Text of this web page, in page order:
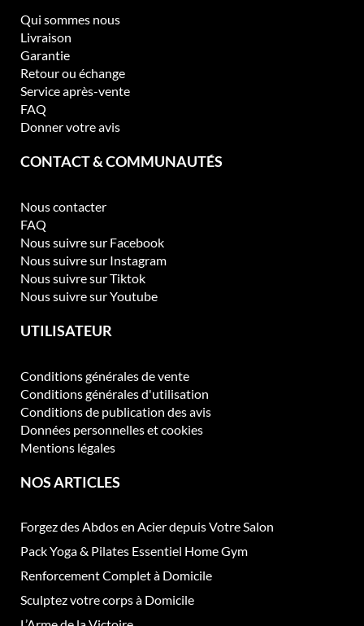
Qui sommes nous
Livraison
Garantie
Retour ou échange
Service après-vente
FAQ
Donner votre avis
CONTACT & COMMUNAUTÉS
Nous contacter
FAQ
Nous suivre sur Facebook
Nous suivre sur Instagram
Nous suivre sur Tiktok
Nous suivre sur Youtube
UTILISATEUR
Conditions générales de vente
Conditions générales d'utilisation
Conditions de publication des avis
Données personnelles et cookies
Mentions légales
NOS ARTICLES
Forgez des Abdos en Acier depuis Votre Salon
Pack Yoga & Pilates Essentiel Home Gym
Renforcement Complet à Domicile
Sculptez votre corps à Domicile